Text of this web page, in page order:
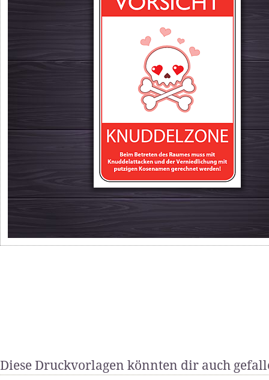
Diese Druckvorlagen könnten dir auch